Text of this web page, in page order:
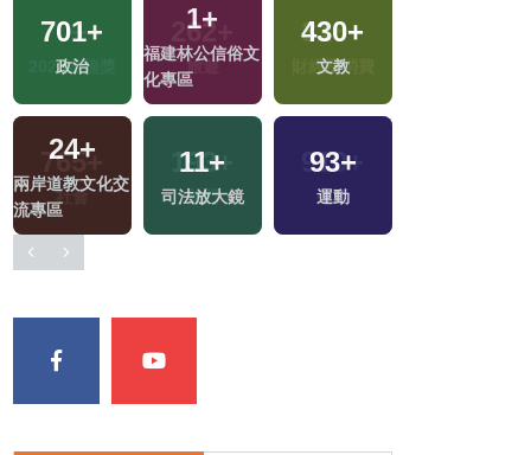
701+
政治
1+
福建林公信俗文
化專區
430+
文教
24+
兩岸道教文化交
流專區
11+
司法放大鏡
93+
運動